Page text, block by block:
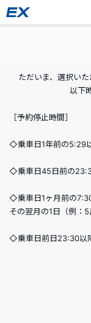
ただいま、選択い
以下
［予約停止時間］
◇乗車日1年前の5:29
◇乗車日45日前の
◇乗車日1ヶ月前の
その翌月の1日（例：5
◇乗車日前日23:30以